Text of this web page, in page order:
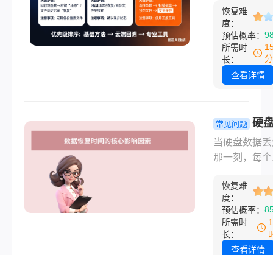
等，并没有
定的“标价”。
费完全取决
的“病情”严
要理解这笔
我们需要走
无损找回！!
小心把拍摄
天的素材删了
清空回收站
里面有重要
……作为从事
能在社群里
样的焦急求
据丢失的恐
职业，从职
人群到自媒
者，一个误
可能导致心
费。那么图
除如何恢复
恢复难
度：
预估概率：
所需时
长：
查看详情
常见问题 硬
恢复一般需
天？一篇文
当硬盘数据
那一刻，每
移动硬盘数
恢复吗？硬
恢复一般需
天？这个问
标准答案，
恢复难
度：
预估概率：
所需时
长：
查看详情